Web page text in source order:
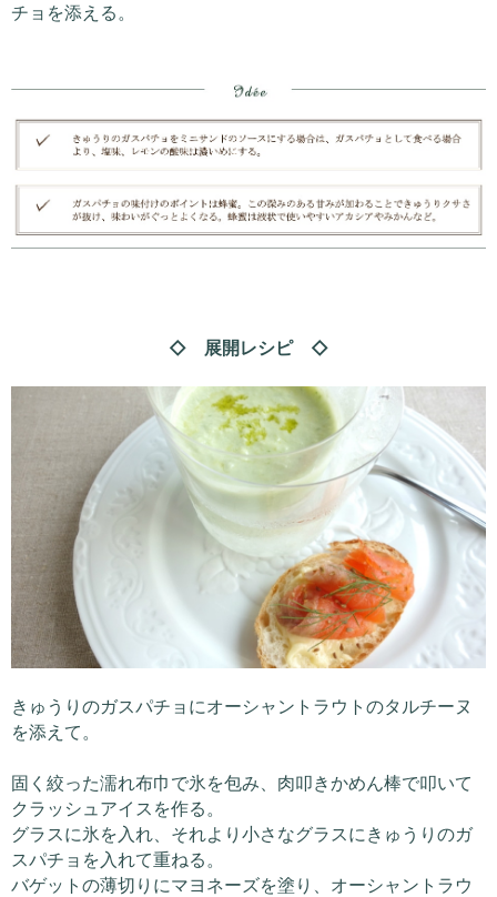
チョを添える。
◇ 展開レシピ ◇
きゅうりのガスパチョにオーシャントラウトのタルチーヌ
を添えて。
固く絞った濡れ布巾で氷を包み、肉叩きかめん棒で叩いて
クラッシュアイスを作る。
グラスに氷を入れ、それより小さなグラスにきゅうりのガ
スパチョを入れて重ねる。
バゲットの薄切りにマヨネーズを塗り、オーシャントラウ